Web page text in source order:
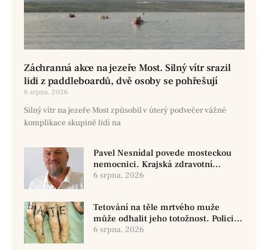
Záchranná akce na jezeře Most. Silný vítr srazil
lidi z paddleboardů, dvě osoby se pohřešují
6 srpna, 2026
Silný vítr na jezeře Most způsobil v úterý podvečer vážné
komplikace skupině lidí na
Pavel Nesnídal povede mosteckou
nemocnici. Krajská zdravotní
oznámila změnu ve vedení
6 srpna, 2026
Tetování na těle mrtvého muže
může odhalit jeho totožnost. Policie
žádá o pomoc
6 srpna, 2026